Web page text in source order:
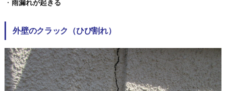
・ 雨漏れが起きる
外壁のクラック（ひび割れ）